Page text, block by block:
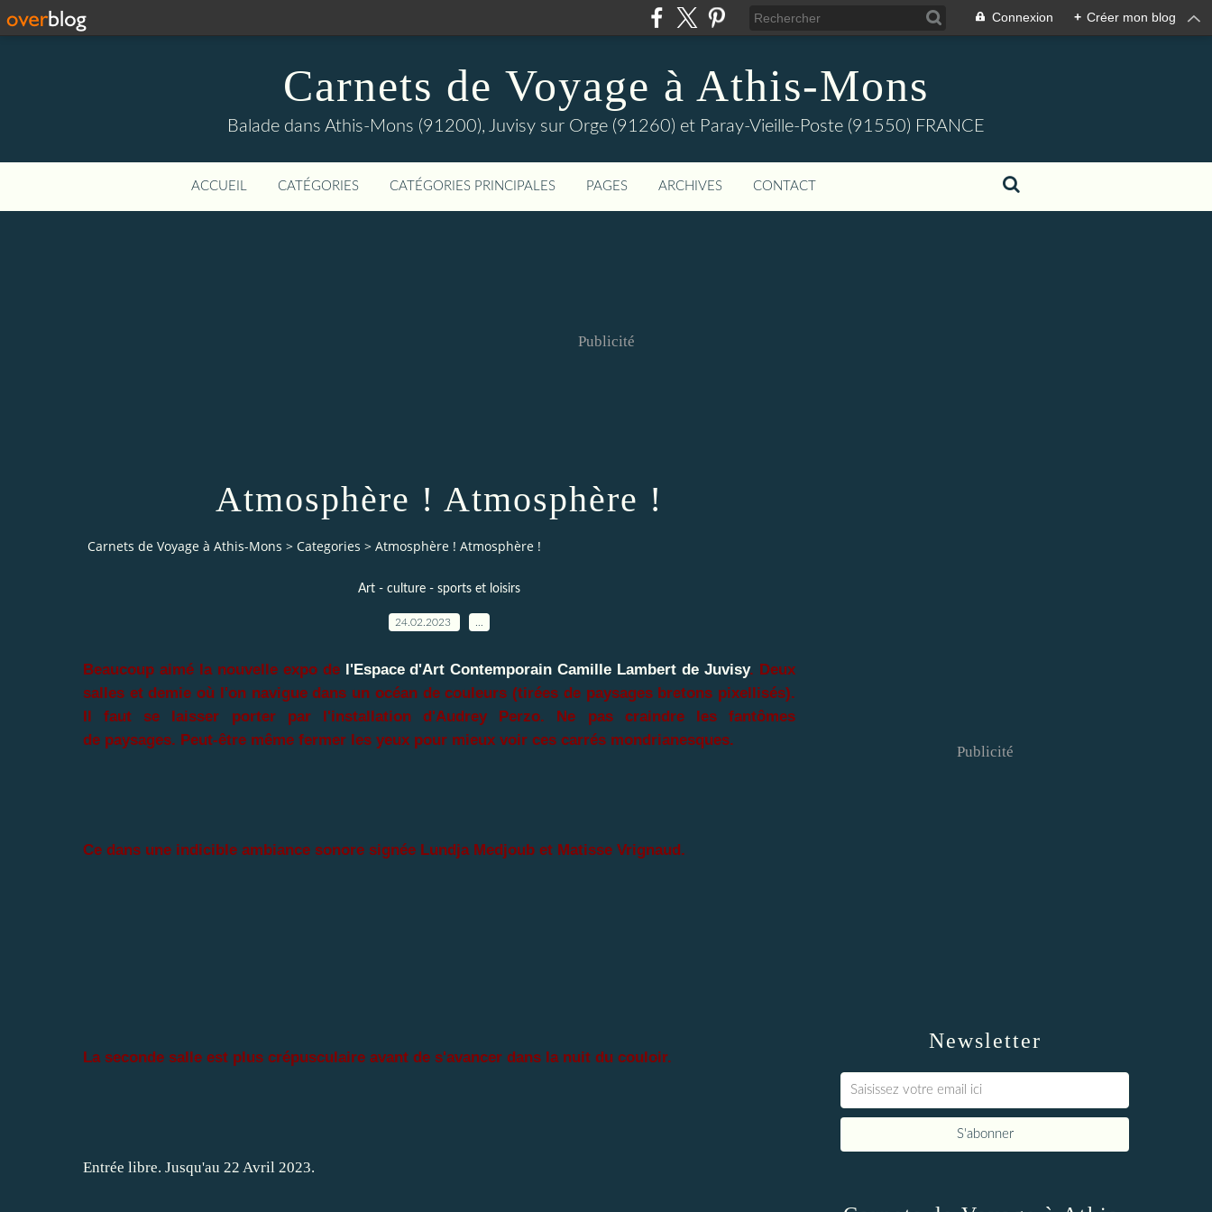
Connexion + Créer mon blog
Carnets de Voyage à Athis-Mons
Balade dans Athis-Mons (91200), Juvisy sur Orge (91260) et Paray-Vieille-Poste (91550) FRANCE
ACCUEIL CATÉGORIES CATÉGORIES PRINCIPALES PAGES ARCHIVES CONTACT
Publicité
Atmosphère ! Atmosphère !
Carnets de Voyage à Athis-Mons > Categories > Atmosphère ! Atmosphère !
Art - culture - sports et loisirs
24.02.2023
Beaucoup aimé la nouvelle expo de l'Espace d'Art Contemporain Camille Lambert de Juvisy. Deux
salles et demie où l'on navigue dans un océan de couleurs (tirées de paysages bretons pixellisés).
Il faut se laisser porter par l'installation d'Audrey Perzo. Ne pas craindre les fantômes
de paysages. Peut-être même fermer les yeux pour mieux voir ces carrés mondrianesques.
Ce dans une indicible ambiance sonore signée Lundja Medjoub et Matisse Vrignaud.
La seconde salle est plus crépusculaire avant de s'avancer dans la nuit du couloir.
Entrée libre. Jusqu'au 22 Avril 2023.
Newsletter
Publicité